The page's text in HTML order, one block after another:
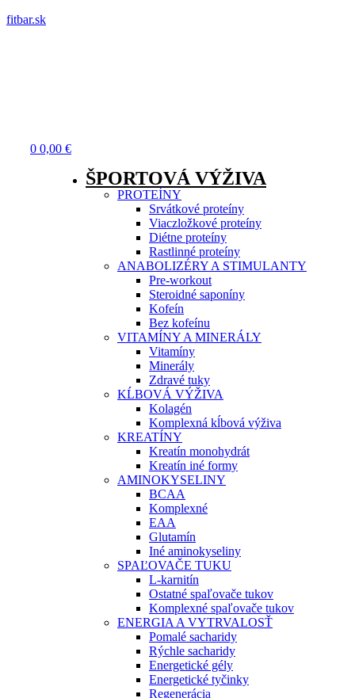
fitbar.sk
0 0,00 €
ŠPORTOVÁ VÝŽIVA
PROTEÍNY
Srvátkové proteíny
Viaczložkové proteíny
Diétne proteíny
Rastlinné proteíny
ANABOLIZÉRY A STIMULANTY
Pre-workout
Steroidné saponíny
Kofeín
Bez kofeínu
VITAMÍNY A MINERÁLY
Vitamíny
Minerály
Zdravé tuky
KĹBOVÁ VÝŽIVA
Kolagén
Komplexná kĺbová výživa
KREATÍNY
Kreatín monohydrát
Kreatín iné formy
AMINOKYSELINY
BCAA
Komplexné
EAA
Glutamín
Iné aminokyseliny
SPAĽOVAČE TUKU
L-karnitín
Ostatné spaľovače tukov
Komplexné spaľovače tukov
ENERGIA A VYTRVALOSŤ
Pomalé sacharidy
Rýchle sacharidy
Energetické gély
Energetické tyčinky
Regenerácia